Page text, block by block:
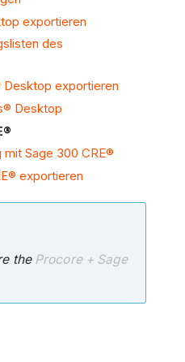
exportieren
des
Desktop exportieren
Desktop
Sage 300 CRE®
exportieren
the Procore+ Sage